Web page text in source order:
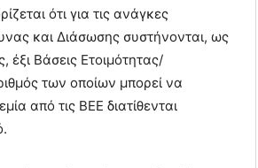
ότι για τις ανάγκες
και Διάσωσης συστήνονται, ως
έξι Βάσεις Ετοιμότητας/
των οποίων μπορεί να
από τις ΒΕΕ διατίθενται